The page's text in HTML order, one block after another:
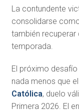
La contundente
consolidarse
también
temporada.
El próximo
nada menos que
Católica, duelo
Primera 2026. El